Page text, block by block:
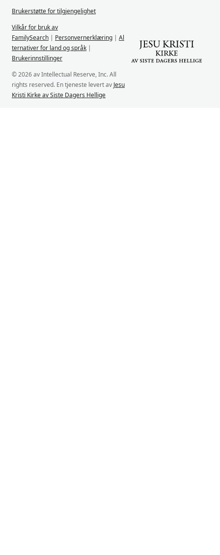
Brukerstøtte for tilgjengelighet
Vilkår for bruk av
FamilySearch | Personvernerklæring | Al
ternativer for land og språk |
Brukerinnstillinger
© 2026 av Intellectual Reserve, Inc. All
rights reserved. En tjeneste levert av Jesu
Kristi Kirke av Siste Dagers Hellige